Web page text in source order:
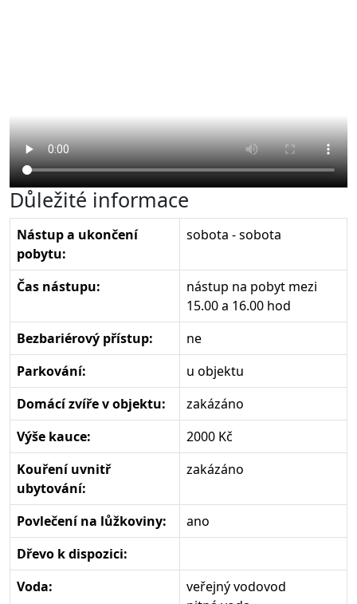
Důležité informace
Nástup a ukončení
pobytu:
sobota - sobota
Čas nástupu:
nástup na pobyt mezi
15.00 a 16.00 hod
Bezbariérový přístup:
ne
Parkování:
u objektu
Domácí zvíře v objektu:
zakázáno
Výše kauce:
2000 Kč
Kouření uvnitř
ubytování:
zakázáno
Povlečení na lůžkoviny:
ano
Dřevo k dispozici:
Voda:
veřejný vodovod